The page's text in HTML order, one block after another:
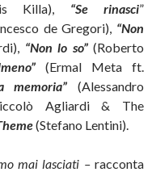
Killa), “Se rinasci”
de Gregori), “Non
“Non lo so”(Roberto
(Ermal Meta ft.
(Alessandro
Agliardi & The
(Stefano Lentini).
mai lasciati – racconta